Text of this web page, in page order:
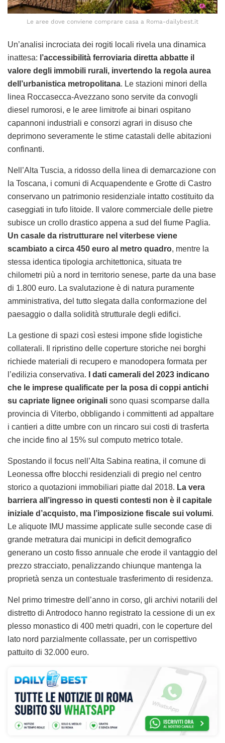
Le aree dove conviene comprare casa a Roma-dailybest.it
Un’analisi incrociata dei rogiti locali rivela una dinamica
inattesa: l’accessibilità ferroviaria diretta abbatte il
valore degli immobili rurali, invertendo la regola aurea
dell’urbanistica metropolitana. Le stazioni minori della
linea Roccasecca-Avezzano sono servite da convogli
diesel rumorosi, e le aree limitrofe ai binari ospitano
capannoni industriali e consorzi agrari in disuso che
deprimono severamente le stime catastali delle abitazioni
confinanti.
Nell’Alta Tuscia, a ridosso della linea di demarcazione con
la Toscana, i comuni di Acquapendente e Grotte di Castro
conservano un patrimonio residenziale intatto costituito da
caseggiati in tufo litoide. Il valore commerciale delle pietre
subisce un crollo drastico appena a sud del fiume Paglia.
Un casale da ristrutturare nel viterbese viene
scambiato a circa 450 euro al metro quadro, mentre la
stessa identica tipologia architettonica, situata tre
chilometri più a nord in territorio senese, parte da una base
di 1.800 euro. La svalutazione è di natura puramente
amministrativa, del tutto slegata dalla conformazione del
paesaggio o dalla solidità strutturale degli edifici.
La gestione di spazi così estesi impone sfide logistiche
collaterali. Il ripristino delle coperture storiche nei borghi
richiede materiali di recupero e manodopera formata per
l’edilizia conservativa.
I dati camerali del 2023 indicano
che le imprese qualificate per la posa di coppi antichi
su capriate lignee originali sono quasi scomparse dalla
provincia di Viterbo, obbligando i committenti ad appaltare
i cantieri a ditte umbre con un rincaro sui costi di trasferta
che incide fino al 15% sul computo metrico totale.
Spostando il focus nell’Alta Sabina reatina, il comune di
Leonessa offre blocchi residenziali di pregio nel centro
storico a quotazioni immobiliari piatte dal 2018. La vera
barriera all’ingresso in questi contesti non è il capitale
iniziale d’acquisto, ma l’imposizione fiscale sui volumi.
Le aliquote IMU massime applicate sulle seconde case di
grande metratura dai municipi in deficit demografico
generano un costo fisso annuale che erode il vantaggio del
prezzo stracciato, penalizzando chiunque mantenga la
proprietà senza un contestuale trasferimento di residenza.
Nel primo trimestre dell’anno in corso, gli archivi notarili del
distretto di Antrodoco hanno registrato la cessione di un ex
plesso monastico di 400 metri quadri, con le coperture del
lato nord parzialmente collassate, per un corrispettivo
pattuito di 32.000 euro.